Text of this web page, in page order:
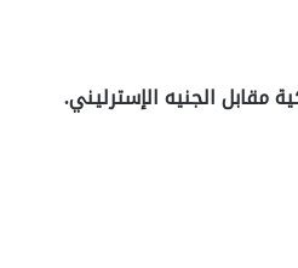
مقابل الجنيه الإسترليني.